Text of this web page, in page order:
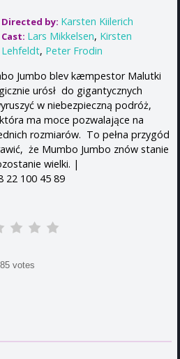
Directed by: Karsten Kiilerich
Cast: Lars Mikkelsen, Kirsten
Lehfeldt, Peter Frodin
Jumbo blev kæmpestor Malutki
urósł do gigantycznych
w niebezpieczną podróż,
ma moce pozwalające na
rozmiarów. To pełna przygód
że Mumbo Jumbo znów stanie
wielki. |
22 100 45 89
85 votes